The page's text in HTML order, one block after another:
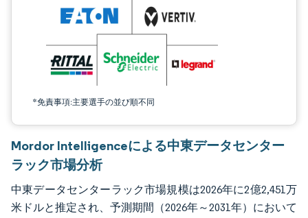
*免責事項:主要選手の並び順不同
Mordor Intelligenceによる中東データセンター
ラック市場分析
中東データセンターラック市場規模は2026年に2億2,451万
米ドルと推定され、予測期間（2026年～2031年）において